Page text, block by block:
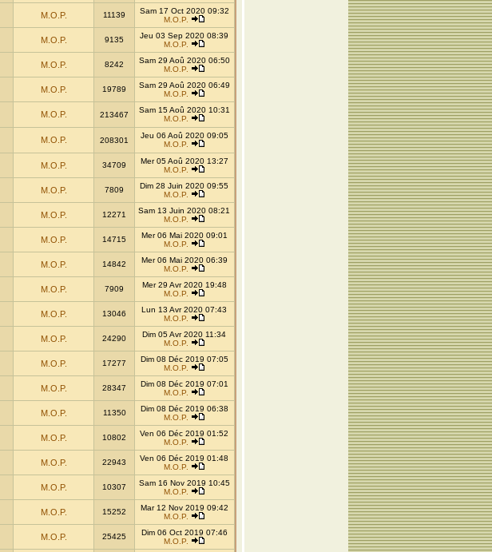
M.O.P. 11139
Sam 17 Oct 2020 09:32
M.O.P.
M.O.P. 9135
Jeu 03 Sep 2020 08:39
M.O.P.
M.O.P. 8242
Sam 29 Aoû 2020 06:50
M.O.P.
M.O.P. 19789
Sam 29 Aoû 2020 06:49
M.O.P.
M.O.P. 213467
Sam 15 Aoû 2020 10:31
M.O.P.
M.O.P. 208301
Jeu 06 Aoû 2020 09:05
M.O.P.
M.O.P. 34709
Mer 05 Aoû 2020 13:27
M.O.P.
M.O.P. 7809
Dim 28 Juin 2020 09:55
M.O.P.
M.O.P. 12271
Sam 13 Juin 2020 08:21
M.O.P.
M.O.P. 14715
Mer 06 Mai 2020 09:01
M.O.P.
M.O.P. 14842
Mer 06 Mai 2020 06:39
M.O.P.
M.O.P. 7909
Mer 29 Avr 2020 19:48
M.O.P.
M.O.P. 13046
Lun 13 Avr 2020 07:43
M.O.P.
M.O.P. 24290
Dim 05 Avr 2020 11:34
M.O.P.
M.O.P. 17277
Dim 08 Déc 2019 07:05
M.O.P.
M.O.P. 28347
Dim 08 Déc 2019 07:01
M.O.P.
M.O.P. 11350
Dim 08 Déc 2019 06:38
M.O.P.
M.O.P. 10802
Ven 06 Déc 2019 01:52
M.O.P.
M.O.P. 22943
Ven 06 Déc 2019 01:48
M.O.P.
M.O.P. 10307
Sam 16 Nov 2019 10:45
M.O.P.
M.O.P. 15252
Mar 12 Nov 2019 09:42
M.O.P.
M.O.P. 25425
Dim 06 Oct 2019 07:46
M.O.P.